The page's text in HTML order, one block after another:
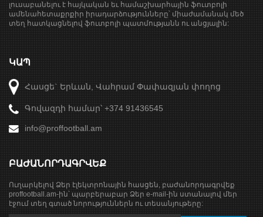
լուսաբանելու է հայկական եւ համաշխարհային ֆուտբոլի
ամենահետաքրքիր իրադարձությունները՝ միաժամանակ մեծ
տեղ հատկացնելով ֆուտբոլի պատմությանն ու անցյալին:
ԿԱՊ
Հասցե` Երևան, Վահրամ Փափազյան փողոց
Գովազդի համար՝ +374 91436545
info@proffootball.am
ԲԱԺԱՆՈՐԴԱԳՐՎԵՔ
Ուղարկելով Ձեր էլեկտրոնային հասցեն, բաժանորդագրվեք
proffootball.am-ին՝ պարբերաբար Ձեր e-mail-ին ստանալով մեր
էջում տեղ գտած նորություններն ու տեսանյութերը: